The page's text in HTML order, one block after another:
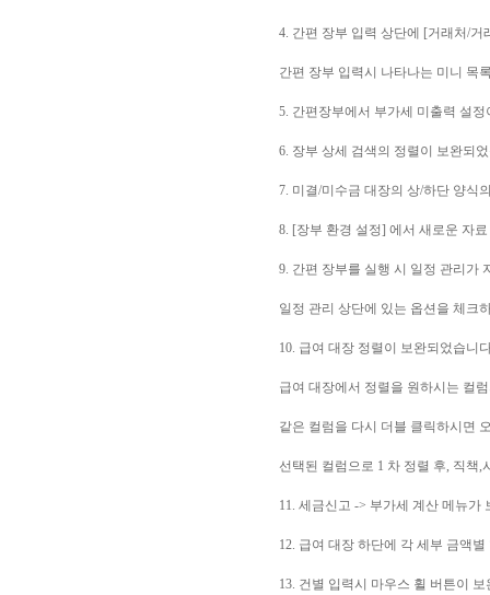
4. 간편 장부 입력 상단에 [거래처/
간편 장부 입력시 나타나는 미니 목
5. 간편장부에서 부가세 미출력 설
6. 장부 상세 검색의 정렬이 보완되
7. 미결/미수금 대장의 상/하단 양식
8. [장부 환경 설정] 에서 새로운 자
9. 간편 장부를 실행 시 일정 관리가
일정 관리 상단에 있는 옵션을 체크
10. 급여 대장 정렬이 보완되었습니
급여 대장에서 정렬을 원하시는 컬
같은 컬럼을 다시 더블 클릭하시면
선택된 컬럼으로 1 차 정렬 후, 직책
11. 세금신고 -> 부가세 계산 메뉴가
12. 급여 대장 하단에 각 세부 금액
13. 건별 입력시 마우스 휠 버튼이